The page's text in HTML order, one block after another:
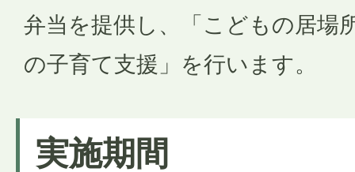
弁当を提供し、「こどもの居場
の子育て支援」を行います。
実施期間